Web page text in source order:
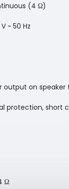
(4 Ω)
~ 50 Hz
output on speaker
protection, short
Ω